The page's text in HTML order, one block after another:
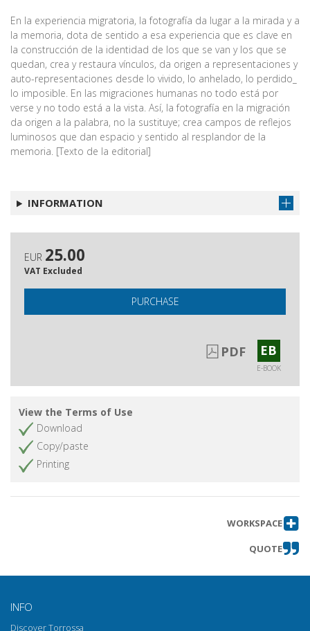
En la experiencia migratoria, la fotografía da lugar a la mirada y a
la memoria, dota de sentido a esa experiencia que es clave en
la construcción de la identidad de los que se van y los que se
quedan, crea y restaura vínculos, da origen a representaciones y
auto-representaciones desde lo vivido, lo anhelado, lo perdido_
lo imposible. En las migraciones humanas no todo está por
verse y no todo está a la vista. Así, la fotografía en la migración
da origen a la palabra, no la sustituye; crea campos de reflejos
luminosos que dan espacio y sentido al resplandor de la
memoria. [Texto de la editorial]
INFORMATION
EUR 25.00
VAT Excluded
PURCHASE
PDF EB
E-BOOK
View the Terms of Use
Download
Copy/paste
Printing
WORKSPACE
QUOTE
INFO
Discover Torrossa